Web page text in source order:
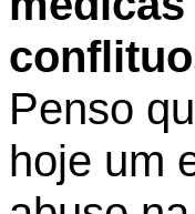
Penso
hoje um